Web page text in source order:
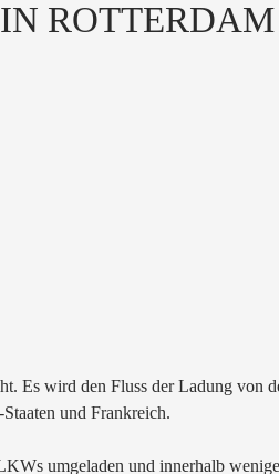
ROTTERDAM
Es wird den Fluss der Ladung von
und Frankreich.
umgeladen und innerhalb